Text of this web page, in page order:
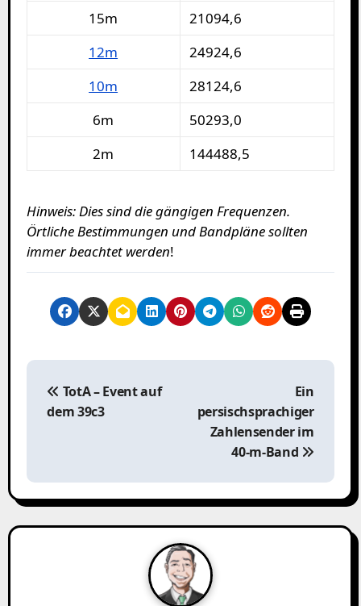
15m
21094,6
12m
24924,6
10m
28124,6
6m
50293,0
2m
144488,5
Hinweis: Dies sind die gängigen Frequenzen.
Örtliche Bestimmungen und Bandpläne sollten
immer beachtet werden!
B
s
n
TotA – Event auf
dem 39c3
Ein
persischsprachiger
Zahlensender im
40‑m‑Band